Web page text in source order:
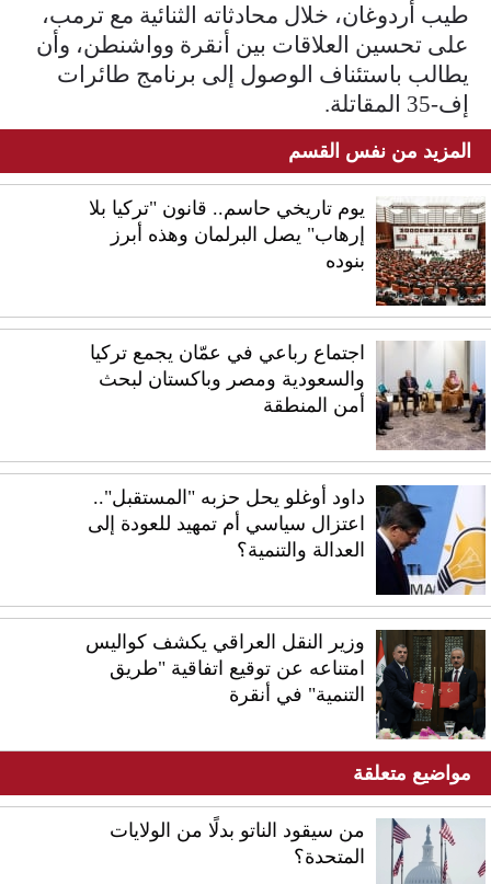
طيب أردوغان، خلال محادثاته الثنائية مع ترمب،
على تحسين العلاقات بين أنقرة وواشنطن، وأن
يطالب باستئناف الوصول إلى برنامج طائرات
إف-35 المقاتلة.
المزيد من نفس القسم
يوم تاريخي حاسم.. قانون "تركيا بلا
إرهاب" يصل البرلمان وهذه أبرز
بنوده
اجتماع رباعي في عمّان يجمع تركيا
والسعودية ومصر وباكستان لبحث
أمن المنطقة
داود أوغلو يحل حزبه "المستقبل"..
اعتزال سياسي أم تمهيد للعودة إلى
العدالة والتنمية؟
وزير النقل العراقي يكشف كواليس
امتناعه عن توقيع اتفاقية "طريق
التنمية" في أنقرة
مواضيع متعلقة
من سيقود الناتو بدلًا من الولايات
المتحدة؟